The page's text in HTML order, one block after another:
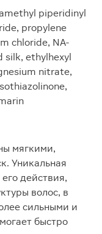
piperidinyl
propylene
chloride, NA-
silk, ethylhexyl
nitrate,
мягкими,
Уникальная
действия,
волос, в
сильными и
быстро